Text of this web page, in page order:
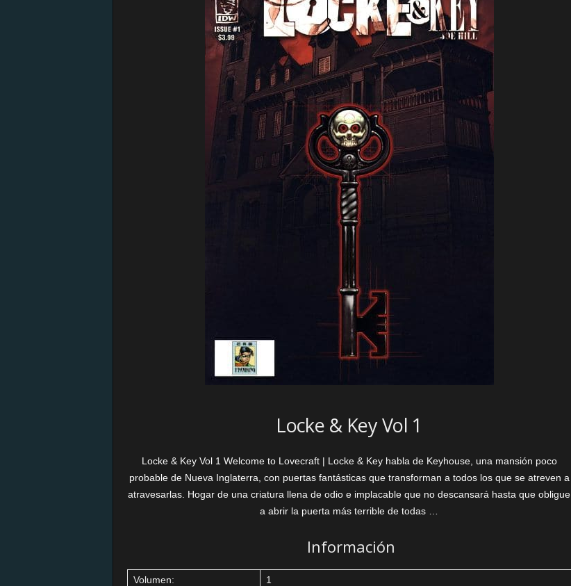
Locke & Key Vol 1
Locke & Key Vol 1 Welcome to Lovecraft | Locke & Key habla de Keyhouse, una mansión poco
probable de Nueva Inglaterra, con puertas fantásticas que transforman a todos los que se atreven a
atravesarlas. Hogar de una criatura llena de odio e implacable que no descansará hasta que obligue
a abrir la puerta más terrible de todas …
Información
Volumen:
1